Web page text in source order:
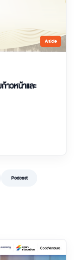
Article
าวหน้าและ
Podcast